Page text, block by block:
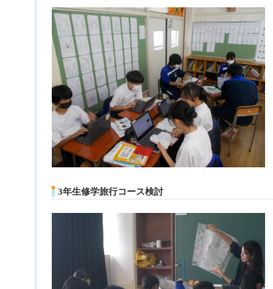
3年生修学旅行コース検討